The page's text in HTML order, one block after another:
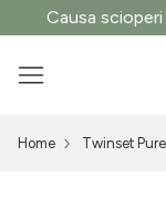
Causa
Home Twinset